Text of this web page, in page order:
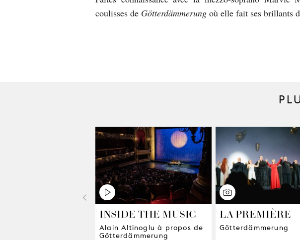
coulisses de Götterdämmerung où elle fait ses brillants
<
INSIDE THE MUSIC
Alain Altinoglu à propos de
Götterdämmerung
LA PREMIÈRE
Götterdämmerung